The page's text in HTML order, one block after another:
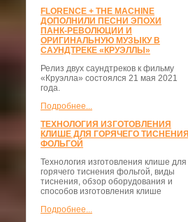
FLORENCE + THE MACHINE
ДОПОЛНИЛИ ПЕСНИ ЭПОХИ
ПАНК-РЕВОЛЮЦИИ И
ОРИГИНАЛЬНУЮ МУЗЫКУ В
САУНДТРЕКЕ «КРУЭЛЛЫ»
Релиз двух саундтреков к фильму
«Круэлла» состоялся 21 мая 2021
года.
Подробнее...
ТЕХНОЛОГИЯ ИЗГОТОВЛЕНИЯ
КЛИШЕ ДЛЯ ГОРЯЧЕГО ТИСНЕНИЯ
ФОЛЬГОЙ
Технология изготовления клише для
горячего тиснения фольгой, виды
тиснения, обзор оборудования и
способов изготовления клише
Подробнее...